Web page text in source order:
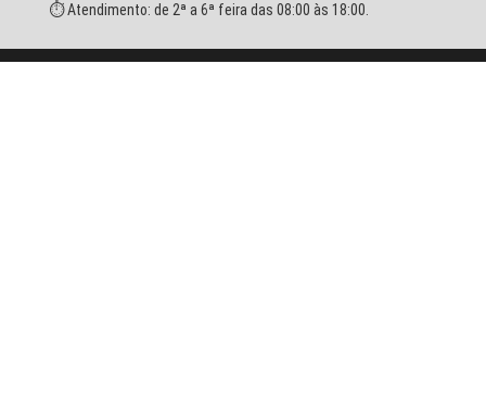
⏱ Atendimento: de 2ª a 6ª feira das 08:00 às 18:00.